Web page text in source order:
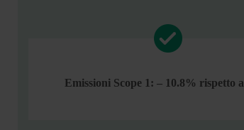
Emissioni Scope 1: – 10.8% rispetto